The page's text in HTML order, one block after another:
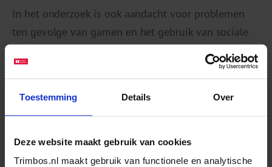
Toestemming Details Over
Deze website maakt gebruik van cookies
Trimbos.nl maakt gebruik van functionele en analytische
In het onderzoek is ook aandacht voor problemen
ten gevolge van gamen en het gebruik van sociale
media. Hoewel de overgrote meerderheid van de
jongeren online actief is, is er bij een beperkte groep
bijvoorbeeld om sociale problemen, het afraffelen
rapporteert veel problemen als gevolg van gamen
en 8% als gevolg van intensief gebruik van sociale